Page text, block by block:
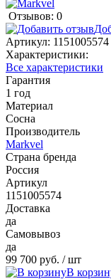
Отзывов: 0
Артикул: 1151005574
Характеристики:
Все характеристики
Гарантия
1 год
Материал
Сосна
Производитель
Markvel
Страна бренда
Россия
Артикул
1151005574
Доставка
да
Самовывоз
да
99 700 руб. / шт
В